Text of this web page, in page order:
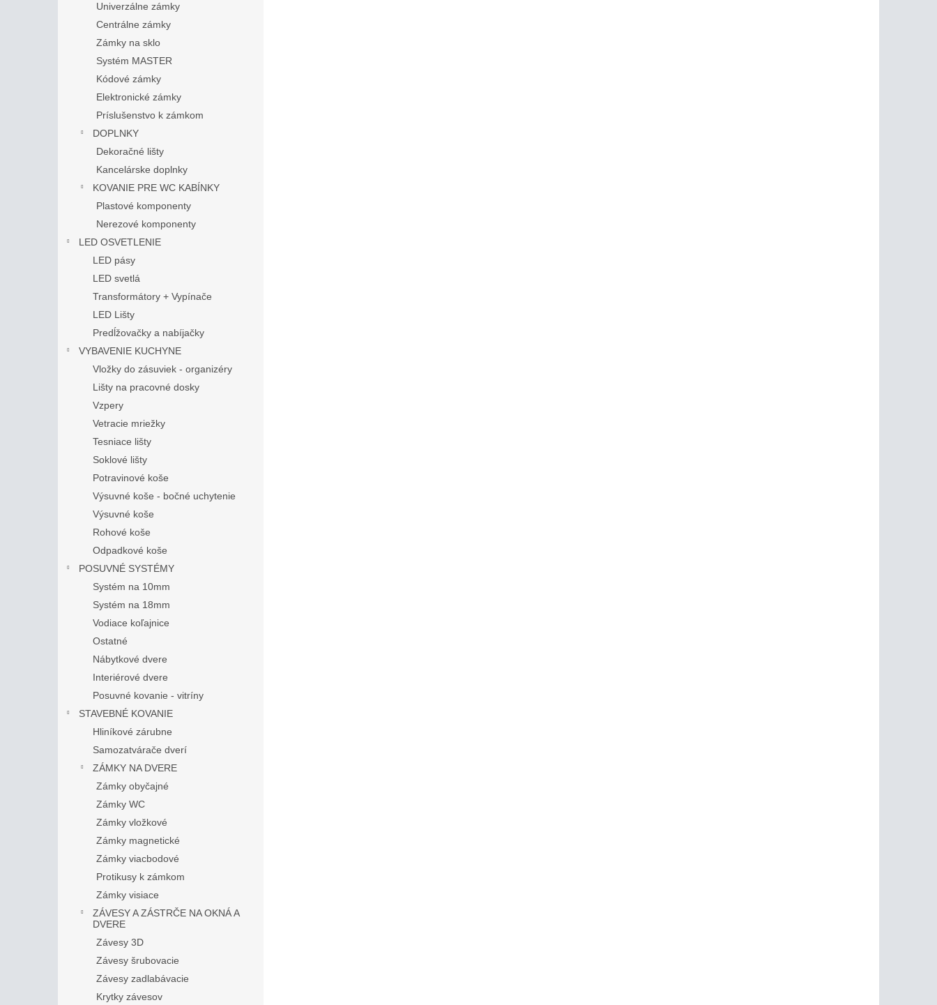
Univerzálne zámky
Centrálne zámky
Zámky na sklo
Systém MASTER
Kódové zámky
Elektronické zámky
Príslušenstvo k zámkom
DOPLNKY
Dekoračné lišty
Kancelárske doplnky
KOVANIE PRE WC KABÍNKY
Plastové komponenty
Nerezové komponenty
LED OSVETLENIE
LED pásy
LED svetlá
Transformátory + Vypínače
LED Lišty
Predĺžovačky a nabíjačky
VYBAVENIE KUCHYNE
Vložky do zásuviek - organizéry
Lišty na pracovné dosky
Vzpery
Vetracie mriežky
Tesniace lišty
Soklové lišty
Potravinové koše
Výsuvné koše - bočné uchytenie
Výsuvné koše
Rohové koše
Odpadkové koše
POSUVNÉ SYSTÉMY
Systém na 10mm
Systém na 18mm
Vodiace koľajnice
Ostatné
Nábytkové dvere
Interiérové dvere
Posuvné kovanie - vitríny
STAVEBNÉ KOVANIE
Hliníkové zárubne
Samozatvárače dverí
ZÁMKY NA DVERE
Zámky obyčajné
Zámky WC
Zámky vložkové
Zámky magnetické
Zámky viacbodové
Protikusy k zámkom
Zámky visiace
ZÁVESY A ZÁSTRČE NA OKNÁ A
DVERE
Závesy 3D
Závesy šrubovacie
Závesy zadlabávacie
Krytky závesov